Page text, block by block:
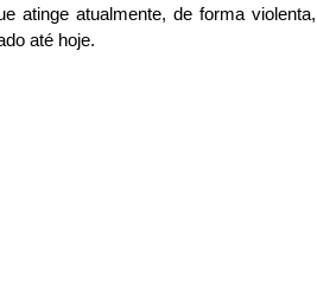
atinge atualmente, de forma violenta,
até hoje.